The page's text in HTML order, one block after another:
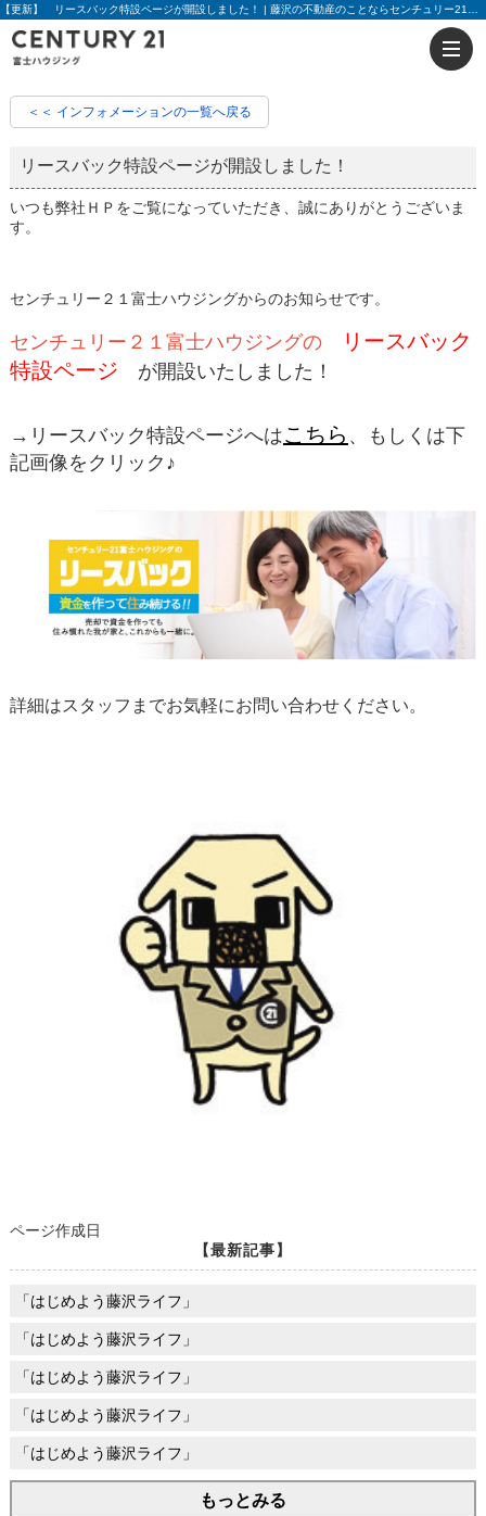
＜＜ インフォメーションの一覧へ戻る
リースバック特設ページが開設しました！
いつも弊社ＨＰをご覧になっていただき、誠にありがとうございま
す。
センチュリー２１富士ハウジングからのお知らせです。
センチュリー２１富士ハウジングの
リースバック
特設ページ が開設いたしました！
→リースバック特設ページへはこちら 、もしくは下
記画像をクリック♪
詳細はスタッフまでお気軽にお問い合わせください。
ページ作成日
【最新記事】
「はじめよう藤沢ライフ」
「はじめよう藤沢ライフ」
「はじめよう藤沢ライフ」
「はじめよう藤沢ライフ」
「はじめよう藤沢ライフ」
もっとみる